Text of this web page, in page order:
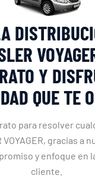
Y
QUE TE
para resolver
VOYAGER, gracias a
y enfoque en
cliente.